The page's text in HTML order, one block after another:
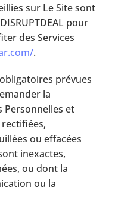
sur Le Site sont
pour
des Services
.
prévues
la
Personnelles et
ou effacées
inexactes,
ou dont la
ou la